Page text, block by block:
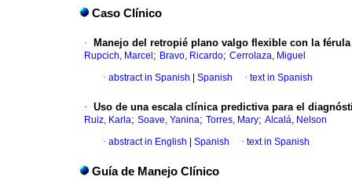
Caso Clínico
· Manejo del retropié plano valgo flexible con la
Rupcich, Marcel ; Bravo, Ricardo; Cerrolaza, Miguel
· abstract in Spanish Spanish · text in Spanish
· Uso de una escala clínica predictiva para el
Ruiz, Karla; Soave, Yanina; Torres, Mary; Alcalá, Nelson
· abstract in English Spanish · text in Spanish
Guía de Manejo Clínico